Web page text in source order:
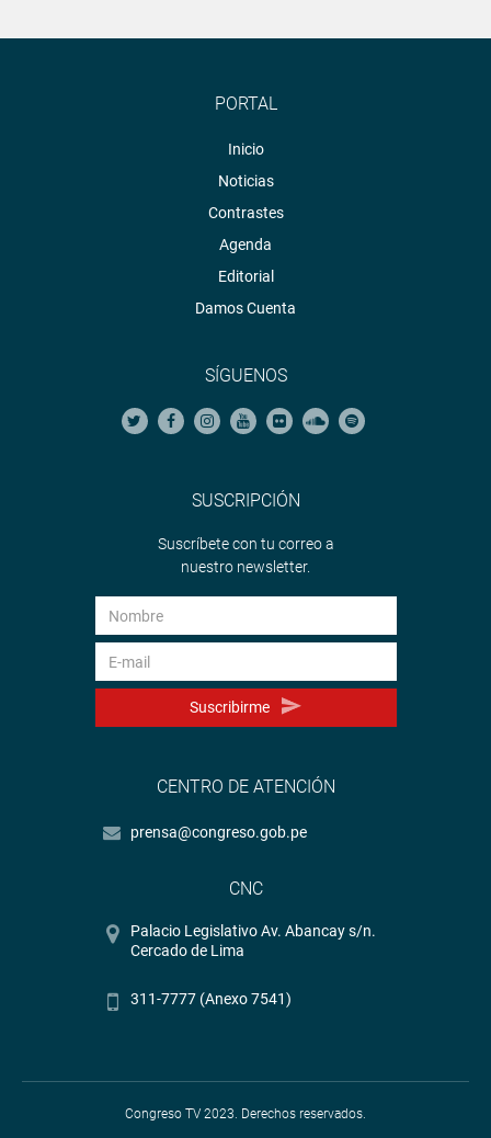
PORTAL
Inicio
Noticias
Contrastes
Agenda
Editorial
Damos Cuenta
SÍGUENOS
SUSCRIPCIÓN
Suscríbete con tu correo a
nuestro newsletter.
Suscribirme
CENTRO DE ATENCIÓN
prensa@congreso.gob.pe
CNC
Palacio Legislativo Av. Abancay s/n.
Cercado de Lima
311-7777 (Anexo 7541)
Congreso TV 2023. Derechos reservados.